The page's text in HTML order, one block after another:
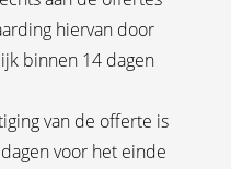
hiervan door
binnen 14 dagen
van de offerte is
voor het einde